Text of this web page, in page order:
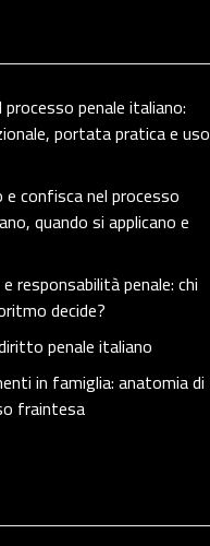
penale italiano:
portata pratica e uso
confisca nel processo
quando si applicano e
responsabilità penale: chi
decide?
penale italiano
in famiglia: anatomia di
fraintesa